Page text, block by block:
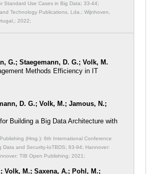
Standard Use Cases in Big Data; 33-44;
Technology Publications, Lda.; Wijnhoven,
2022;
G.; Staegemann, D. G.; Volk, M.
Methods Efficiency in IT
D. G.; Volk, M.; Jamous, N.;
Building a Big Data Architecture with
(Hrsg.): 6th International Conference
Data and Security-IoTBDS; 83-94; Hannover:
TIB Open Publishing; 2021;
Volk, M.; Saxena, A.; Pohl, M.;